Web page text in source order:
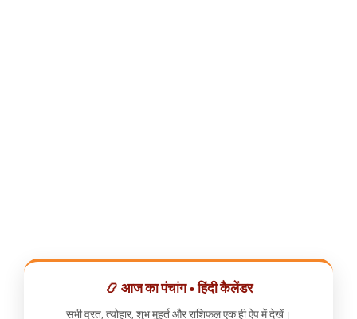
📿 आज का पंचांग • हिंदी कैलेंडर
सभी व्रत, त्योहार, शुभ मुहूर्त और राशिफल एक ही ऐप में देखें।